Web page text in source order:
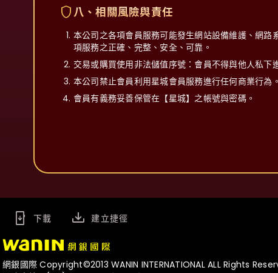
shield 八、相關風險與責任
本公司之各項會員服務可能發生網站設備維護、網
項服務之正確、完整、安全、可靠。
交易或購買使用非法儲值序號：會員不得與他人私下
本公司禁止會員利用星城會員服務進行任何商業行為。
會員有義務妥善保管在【星城】之帳號與密碼。
system_update 下載 建立捷徑
網銀國際 Copyright©2013 WANIN INTERNATIONAL ALL Rights